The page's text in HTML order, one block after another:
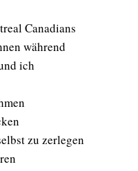
Canadians
während
ich
zu zerlegen